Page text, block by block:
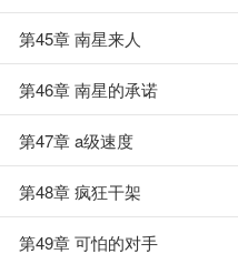
第45章 南星来人
第46章 南星的承诺
第47章 a级速度
第48章 疯狂干架
第49章 可怕的对手